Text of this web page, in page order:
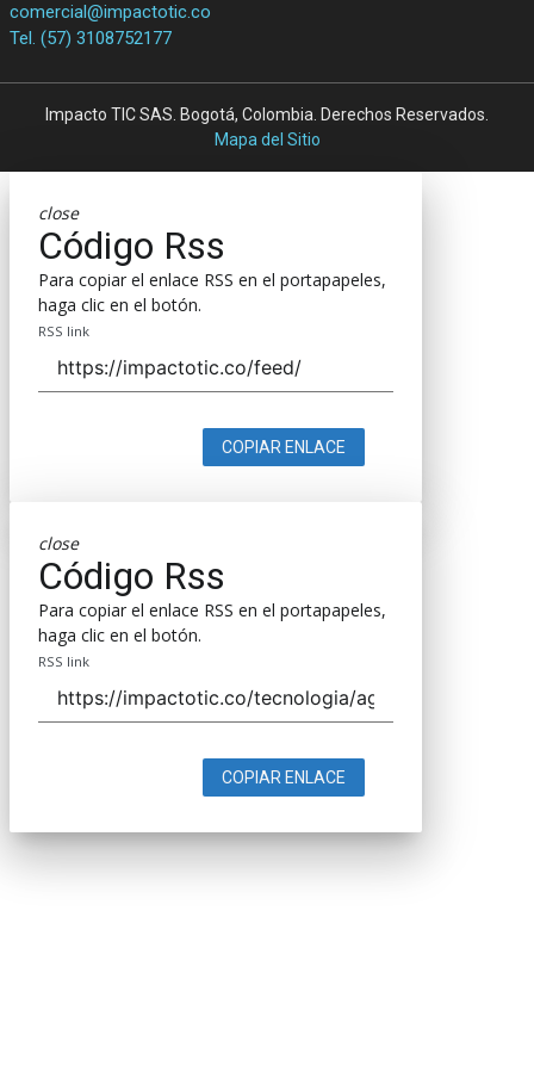
comercial@impactotic.co
Tel. (57) 3108752177
Impacto TIC SAS. Bogotá, Colombia. Derechos Reservados.
Mapa del Sitio
close
Código Rss
Para copiar el enlace RSS en el portapapeles,
haga clic en el botón.
RSS link
COPIAR ENLACE
close
Código Rss
Para copiar el enlace RSS en el portapapeles,
haga clic en el botón.
RSS link
COPIAR ENLACE